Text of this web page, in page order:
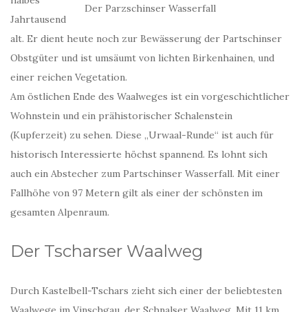
Der Parzschinser Wasserfall
Jahrtausend
alt. Er dient heute noch zur Bewässerung der Partschinser
Obstgüter und ist umsäumt von lichten Birkenhainen, und
einer reichen Vegetation.
Am östlichen Ende des Waalweges ist ein vorgeschichtlicher
Wohnstein und ein prähistorischer Schalenstein
(Kupferzeit) zu sehen. Diese „Urwaal-Runde“ ist auch für
historisch Interessierte höchst spannend. Es lohnt sich
auch ein Abstecher zum Partschinser Wasserfall. Mit einer
Fallhöhe von 97 Metern gilt als einer der schönsten im
gesamten Alpenraum.
Der Tscharser Waalweg
Durch Kastelbell-Tschars zieht sich einer der beliebtesten